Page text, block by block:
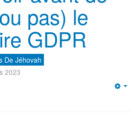
pas) le
GDPR
De Jéhovah
2023